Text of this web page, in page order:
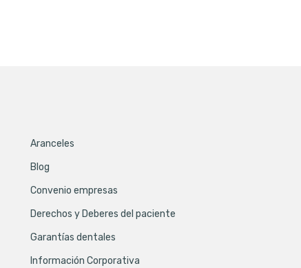
Aranceles
Blog
Convenio empresas
Derechos y Deberes del paciente
Garantías dentales
Información Corporativa